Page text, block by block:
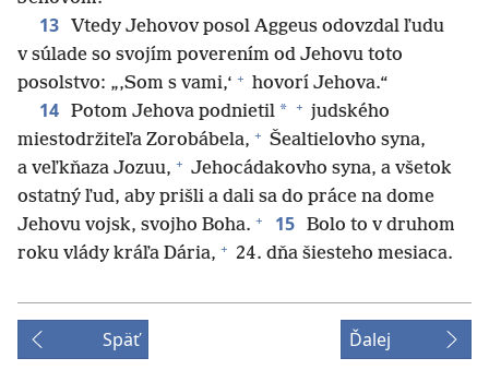
13
Vtedy Jehovov posol Aggeus odovzdal ľudu
v súlade so svojím poverením od Jehovu toto
posolstvo: „‚Som s vami,‘ + hovorí Jehova.“
14 Potom Jehova podnietil * + judského
miestodržiteľa Zorobábela, + Šealtielovho syna,
a veľkňaza Jozuu, + Jehocádakovho syna, a všetok
ostatný ľud, aby prišli a dali sa do práce na dome
Jehovu vojsk, svojho Boha. + 15 Bolo to v druhom
roku vlády kráľa Dária, + 24. dňa šiesteho mesiaca.
Späť Ďalej